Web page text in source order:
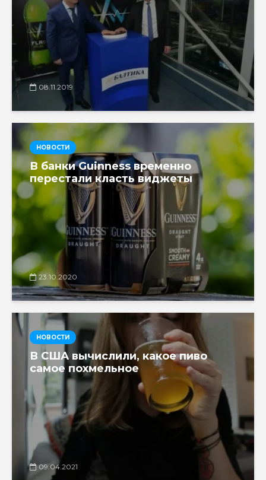
08.11.2019
НОВОСТИ
В банки Guinness временно
перестали класть виджеты
23.10.2020
НОВОСТИ
В США вычислили, какое пиво
самое похмельное
09.04.2021